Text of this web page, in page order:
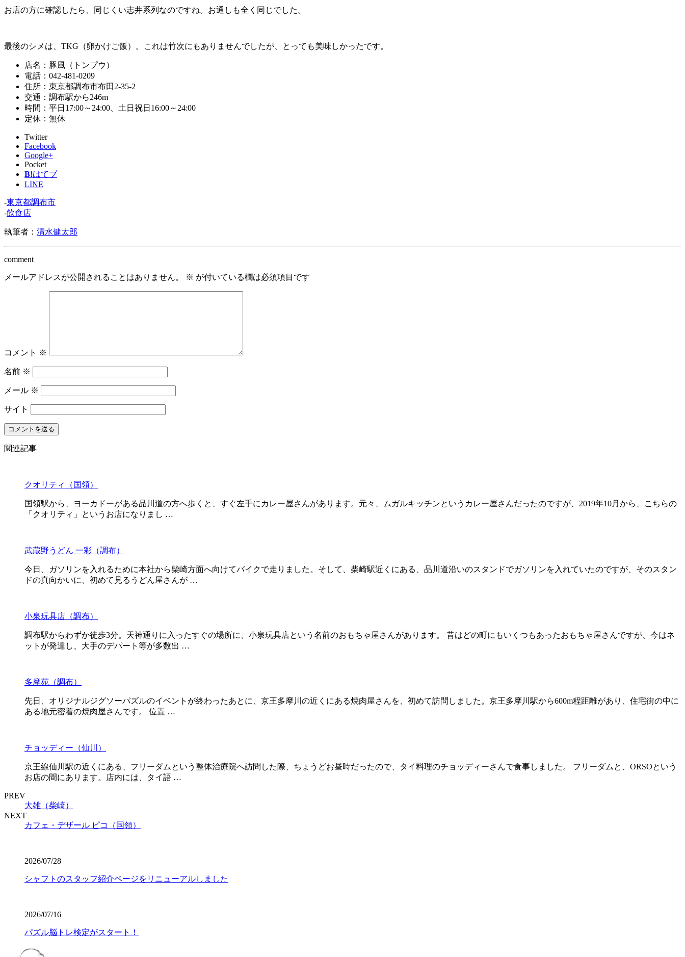
お店の方に確認したら、同じくい志井系列なのですね。お通しも全く同じでした。
最後のシメは、TKG（卵かけご飯）。これは竹次にもありませんでしたが、とっても美味しかったです。
店名：豚風（トンプウ）
電話：042-481-0209
住所：東京都調布市布田2-35-2
交通：調布駅から246m
時間：平日17:00～24:00、土日祝日16:00～24:00
定休：無休
Twitter
Facebook
Google+
Pocket
B!はてブ
LINE
-東京都調布市
-飲食店
執筆者： 清水健太郎
comment
メールアドレスが公開されることはありません。 ※ が付いている欄は必須項目です
コメント ※
名前 ※
メール ※
サイト
関連記事
クオリティ（国領）
国領駅から、ヨーカドーがある品川道の方へ歩くと、すぐ左手にカレー屋さんがあります。元々、ムガルキッチンというカレー屋さんだったのですが、2019年10月から、こちらの
「クオリティ」というお店になりまし …
武蔵野うどん 一彩（調布）
今日、ガソリンを入れるために本社から柴崎方面へ向けてバイクで走りました。そして、柴崎駅近くにある、品川道沿いのスタンドでガソリンを入れていたのですが、そのスタン
ドの真向かいに、初めて見るうどん屋さんが …
小泉玩具店（調布）
調布駅からわずか徒歩3分。天神通りに入ったすぐの場所に、小泉玩具店という名前のおもちゃ屋さんがあります。 昔はどの町にもいくつもあったおもちゃ屋さんですが、今はネ
ットが発達し、大手のデパート等が多数出 …
多摩苑（調布）
先日、オリジナルジグソーパズルのイベントが終わったあとに、京王多摩川の近くにある焼肉屋さんを、初めて訪問しました。京王多摩川駅から600m程距離があり、住宅街の中に
ある地元密着の焼肉屋さんです。 位置 …
チョッディー（仙川）
京王線仙川駅の近くにある、フリーダムという整体治療院へ訪問した際、ちょうどお昼時だったので、タイ料理のチョッディーさんで食事しました。 フリーダムと、ORSOという
お店の間にあります。店内には、タイ語 …
PREV
大雄（柴崎）
NEXT
カフェ・デザール ピコ（国領）
2026/07/28
シャフトのスタッフ紹介ページをリニューアルしました
2026/07/16
パズル脳トレ検定がスタート！